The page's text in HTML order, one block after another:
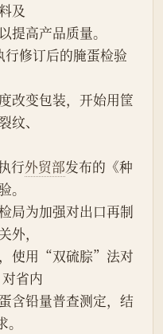
及
提高产品质量。
纹、
行
外贸部发布的《种
。
外，
使用“双硫腙”法对
省内
含铅量普查测定，结